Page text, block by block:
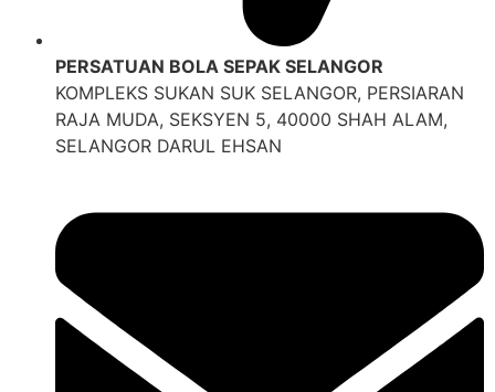
PERSATUAN BOLA SEPAK SELANGOR
KOMPLEKS SUKAN SUK SELANGOR, PERSIARAN
RAJA MUDA, SEKSYEN 5, 40000 SHAH ALAM,
SELANGOR DARUL EHSAN